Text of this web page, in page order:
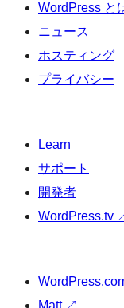
WordPress と
ニュース
ホスティング
プライバシー
Learn
サポート
開発者
WordPress.tv
Matt ↗